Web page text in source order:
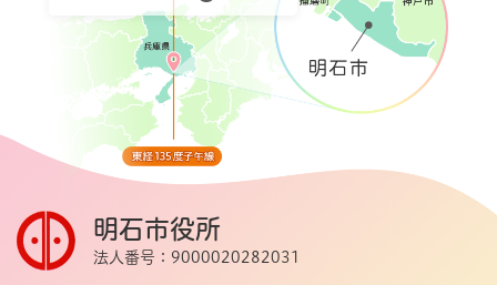
明石市役所
法人番号：9000020282031